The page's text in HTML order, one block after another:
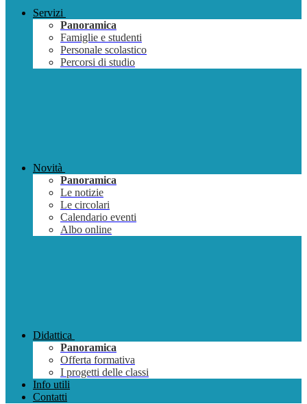
Servizi
Panoramica
Famiglie e studenti
Personale scolastico
Percorsi di studio
Novità
Panoramica
Le notizie
Le circolari
Calendario eventi
Albo online
Didattica
Panoramica
Offerta formativa
I progetti delle classi
Info utili
Contatti